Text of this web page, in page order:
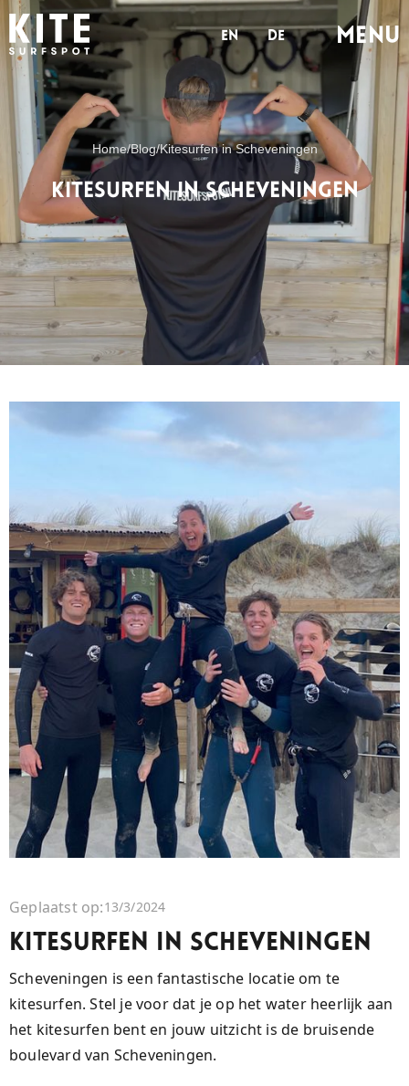
en de MENu
Home/Blog/Kitesurfen in Scheveningen
Kitesurfen in Scheveningen
Geplaatst op:13/3/2024
KITESURFEN IN SCHEVENINGEN
Scheveningen is een fantastische locatie om te
kitesurfen. Stel je voor dat je op het water heerlijk aan
het kitesurfen bent en jouw uitzicht is de bruisende
boulevard van Scheveningen.